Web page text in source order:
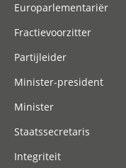
Europarlementariër
Fractievoorzitter
Partijleider
Minister-president
Minister
Staatssecretaris
Integriteit